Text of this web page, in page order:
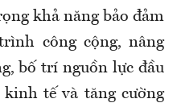
khả năng bảo đảm
công cộng, nâng
bố trí nguồn lực đầu
tế và tăng cường